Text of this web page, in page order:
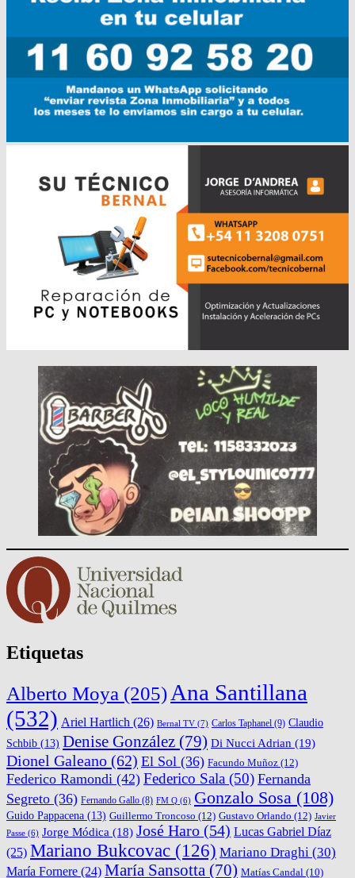
Etiquetas
Alberto Moya (205) Ana Santillana
(532) Ariel Hartlich (26) Bernal TV (7) Carlos Taphanel (9) Claudio
Schbib (13) Denise González (79) Di Nucci Adrian (19)
Dionel Galeano (62) El Sol (36) Facundo Muñoz (12)
Federico Ramondi (42) Federico Sala (50) Fernanda
Segreto (36) Fernando Gallo (8) FM Q (6) Gonzalo Sosa (108)
Guido Pappacena (13) Guillermo Troncoso (12) Gustavo Orlando (12) Javier
Passe (6) Jorge Módica (18) José Haro (54) Lucas Gabriel Díaz
(25) Mariano Bukcovac (126) Mariano Draghi (30)
María Fornere (24) María Sansotta (70) Matías Candal (10)